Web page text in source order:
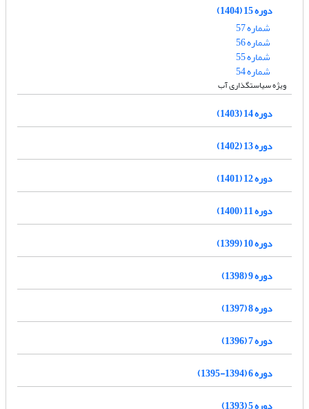
دوره 15 (1404)
شماره 57
شماره 56
شماره 55
شماره 54
ویژه سیاستگذاری آب
دوره 14 (1403)
دوره 13 (1402)
دوره 12 (1401)
دوره 11 (1400)
دوره 10 (1399)
دوره 9 (1398)
دوره 8 (1397)
دوره 7 (1396)
دوره 6 (1394-1395)